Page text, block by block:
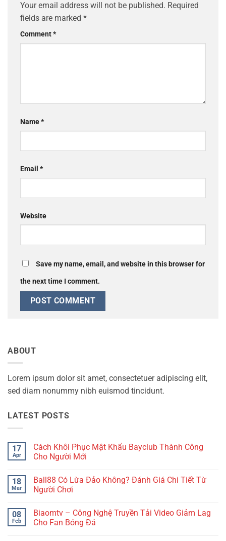
Your email address will not be published. Required
fields are marked *
Comment*
Name*
Email *
Website
Save my name, email, and website in this browser for
the next time I comment.
ABOUT
Lorem ipsum dolor sit amet, consectetuer adipiscing elit,
sed diam nonummy nibh euismod tincidunt.
LATEST POSTS
17
Apr
Cách Khôi Phục Mật Khẩu Bayclub Thành Công
Cho Người Mới
on
Cách
Khôi
Khẩu
Bayclub
Thành
18
Mar
Ball88 Có Lừa Đảo Không? Đánh Giá Chi Tiết Từ
Người Chơi
on
Ball88
Có
08
Feb
Biaomtv – Công Nghệ Truyền Tải Video Giảm Lag
Cho Fan Bóng Đá